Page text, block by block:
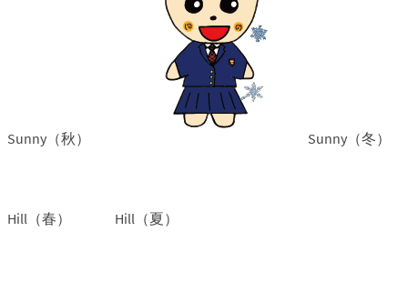
Sunny（秋） Sunny（冬）
Hill（春） Hill（夏）